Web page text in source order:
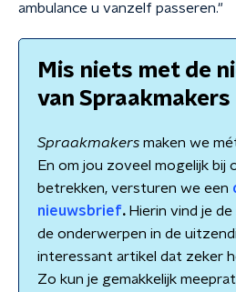
ambulance u vanzelf passeren."
Mis niets met de
van Spraakmakers
Spraakmakers maken we
En om jou zoveel mogelijk bij
betrekken, versturen we een
nieuwsbrief.Hierin vind je de
de onderwerpen in de
interessant artikel dat zeker
Zo kun je gemakkelijk